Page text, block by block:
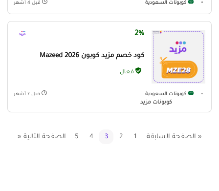
كوبونات السعودية قبل 4 أشهر
2%
كود خصم مزيد كوبون Mazeed 2026
فعال
كوبونات السعودية
كوبونات مزيد
قبل 7 أشهر
« الصفحة السابقة 1
2
3
4
5 الصفحة التالية «